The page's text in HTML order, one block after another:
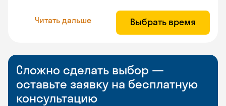
Читать дальше Выбрать время
Сложно сделать выбор —
оставьте заявку на бесплатную
консультацию